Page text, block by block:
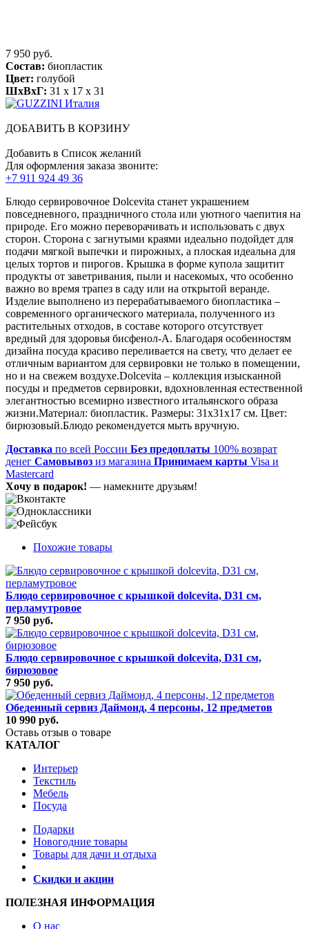
7 950 руб.
Состав: биопластик
Цвет: голубой
ШхВхГ: 31 x 17 x 31
ДОБАВИТЬ В КОРЗИНУ
Добавить в Список желаний
Для оформления заказа звоните:
+7 911 924 49 36
Блюдо сервировочное Dolcevita станет украшением
повседневного, праздничного стола или уютного чаепития на
природе. Его можно переворачивать и использовать с двух
сторон. Сторона с загнутыми краями идеально подойдет для
подачи мягкой выпечки и пирожных, а плоская идеальна для
целых тортов и пирогов. Крышка в форме купола защитит
продукты от заветривания, пыли и насекомых, что особенно
важно во время трапез в саду или на открытой веранде.
Изделие выполнено из перерабатываемого биопластика –
современного органического материала, полученного из
растительных отходов, в составе которого отсутствует
вредный для здоровья бисфенол-А. Благодаря особенностям
дизайна посуда красиво переливается на свету, что делает ее
отличным вариантом для сервировки не только в помещении,
но и на свежем воздухе.Dolcevita – коллекция изысканной
посуды и предметов сервировки, вдохновленная естественной
элегантностью всемирно известного итальянского образа
жизни.Материал: биопластик. Размеры: 31х31х17 см. Цвет:
бирюзовый.Блюдо рекомендуется мыть вручную.
Доставка по всей России Без предоплаты 100% возврат
денег Самовывоз из магазина Принимаем карты Visa и
Mastercard
Хочу в подарок! — намекните друзьям!
Похожие товары
Блюдо сервировочное с крышкой dolcevita, D31 см,
перламутровое
7 950 руб.
Блюдо сервировочное с крышкой dolcevita, D31 см,
бирюзовое
7 950 руб.
Обеденный сервиз Даймонд, 4 персоны, 12 предметов
10 990 руб.
Оставь отзыв о товаре
КАТАЛОГ
Интерьер
Текстиль
Мебель
Посуда
Подарки
Новогодние товары
Товары для дачи и отдыха
Скидки и акции
ПОЛЕЗНАЯ ИНФОРМАЦИЯ
О нас